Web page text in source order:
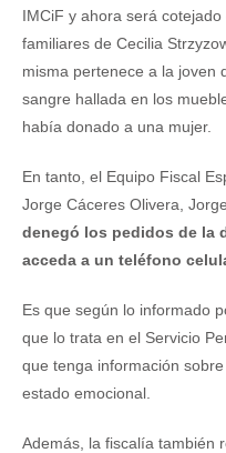
IMCiF y ahora será
familiares de Cecilia
misma pertenece a la joven
sangre hallada en los
había donado a una mujer.
En tanto, el Equipo Fiscal
Jorge Cáceres Olivera,
denegó los pedidos de la
acceda a un teléfono
Es que según lo informado
que lo trata en el Servicio
que tenga información
estado emocional.
Además, la fiscalía también